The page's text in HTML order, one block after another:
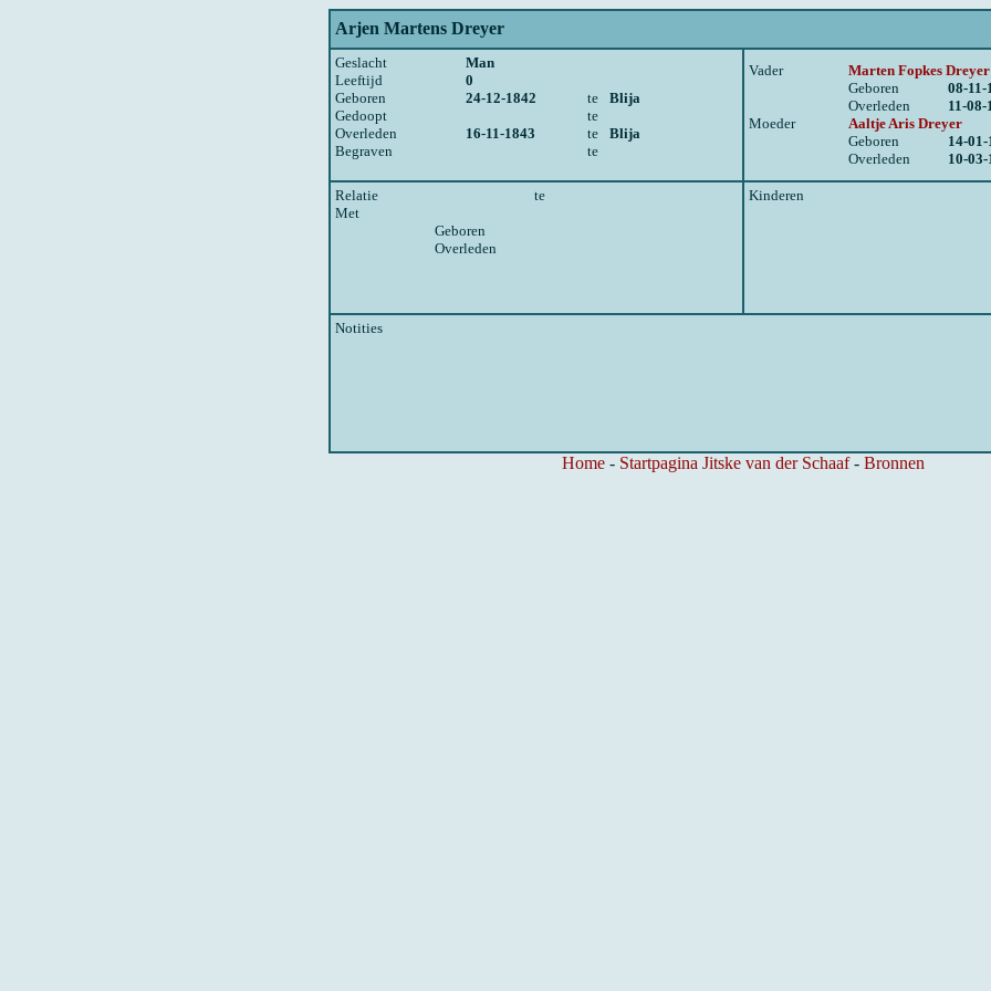
Arjen Martens Dreyer
Geslacht
Man
Leeftijd
0
Geboren
24-12-1842 te
Blija
Gedoopt
te
Overleden
16-11-1843 te
Blija
Begraven
te
Vader
Marten Fopkes Dreyer
Geboren
08-11-
Overleden
11-08-
Moeder
Aaltje Aris Dreyer
Geboren
14-
Overleden
10-03-
Relatie
te
Met
Geboren
Overleden
Kinderen
Notities
Home - Startpagina Jitske van der Schaaf- Bronnen